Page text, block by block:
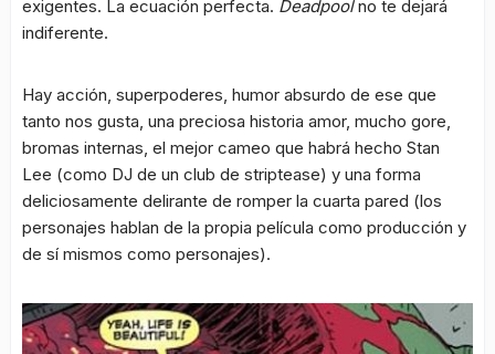
exigentes. La ecuación perfecta. Deadpoolno te dejará
indiferente.
Hay acción, superpoderes, humor absurdo de ese que
tanto nos gusta, una preciosa historia amor, mucho gore,
bromas internas, el mejor cameo que habrá hecho Stan
Lee (como DJ de un club de striptease) y una forma
deliciosamente delirante de romper la cuarta pared (los
personajes hablan de la propia película como producción y
de sí mismos como personajes).